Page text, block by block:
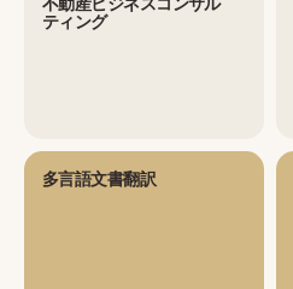
ティング
多言語文書翻訳